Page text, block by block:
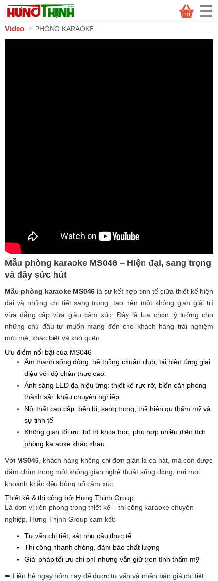
PHÒNG KARAOKE
Video PHÒNG KARAOKE
Mẫu phòng karaoke MS046 – Hiện đại, sang trọng
và đầy sức hút
Mẫu phòng karaoke MS046 là sự kết hợp tinh tế giữa thiết kế hiện
đại và những chi tiết sang trọng, tạo nên một không gian giải trí
vừa đẳng cấp vừa giàu cảm xúc. Đây là lựa chọn lý tưởng cho
những chủ đầu tư muốn mang đến cho khách hàng trải nghiệm
mới mẻ, khác biệt và khó quên.
Ưu điểm nổi bật của MS046
Âm thanh sống động: hệ thống chuẩn club, tái hiện từng giai
điệu với độ chân thực cao.
Ánh sáng LED đa hiệu ứng: thiết kế rực rỡ, biến căn phòng
thành sân khấu chuyên nghiệp.
Nội thất cao cấp: bền bỉ, sang trọng, thể hiện gu thẩm mỹ và
sự tinh tế.
Không gian tối ưu: bố trí khoa học, phù hợp nhiều diện tích
phòng karaoke khác nhau.
Với MS046 , khách hàng không chỉ đơn giản là ca hát, mà còn được
đắm chìm trong một không gian nghệ thuật sống động, nơi mọi
khoảnh khắc đều bùng nổ cảm xúc.
Thiết kế & thi công bởi Hưng Thịnh Group
Là đơn vị tiên phong trong thiết kế – thi công karaoke chuyên
nghiệp, Hưng Thịnh Group cam kết:
Tư vấn chi tiết, sát nhu cầu thực tế
Thi công nhanh chóng, đảm bảo chất lượng
Giải pháp tối ưu chi phí nhưng vẫn giữ trọn tính thẩm mỹ
➥ Liên hệ ngay hôm nay để được tư vấn và nhận báo giá chi tiết: